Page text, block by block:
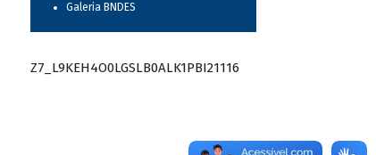
Galeria BNDES
Z7_L9KEH4O0LGSLB0ALK1PBI21116